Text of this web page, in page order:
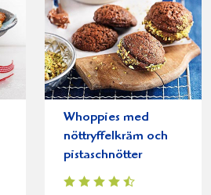
Whoppies med
nöttryffelkräm och
pistaschnötter